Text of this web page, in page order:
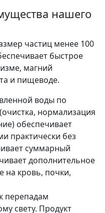
нашего
частиц менее 100
быстрое
магний
и пищеводе.
воды по
нормализация
обеспечивает
практически без
суммарный
дополнительное
на кровь, почки,
перепадам
свету. Продукт